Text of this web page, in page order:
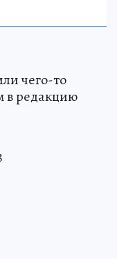
чего-то
в редакцию